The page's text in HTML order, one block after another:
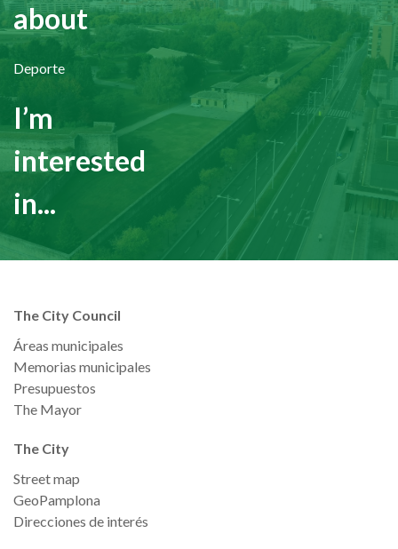
about
Deporte
I’m
interested
in...
The City Council
Áreas municipales
Memorias municipales
Presupuestos
The Mayor
The City
Street map
GeoPamplona
Direcciones de interés